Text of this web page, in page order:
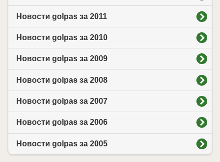
Новости golpas за 2011
Новости golpas за 2010
Новости golpas за 2009
Новости golpas за 2008
Новости golpas за 2007
Новости golpas за 2006
Новости golpas за 2005